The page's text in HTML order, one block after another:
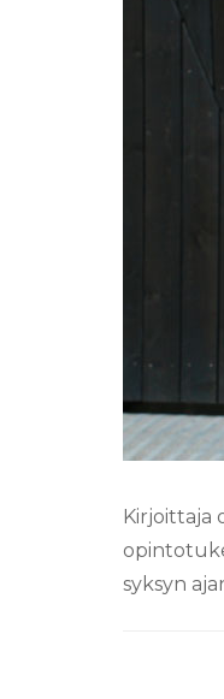
Kirjoittaja
syksyn